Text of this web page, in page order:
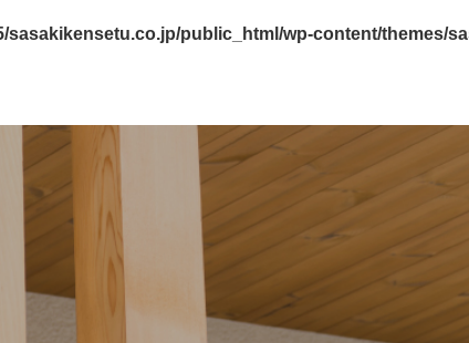
sasakikensetu.co.jp/public_html/wp-content/themes/